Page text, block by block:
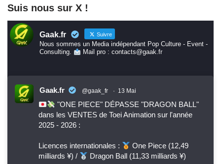
Suis nous sur X !
Gaak.fr Suivre
Nous sommes un Media indépendant Pop Culture - Event -
Consulting.
Mail pro : contacts@gaak.fr
Gaak.fr @gaak_fr · 13 Mai
"ONE PIECE" DÉPASSE "DRAGON BALL"
dans les VENTES de Toei Animation sur l'année
2025 - 2026 :
Licences internationales :
One Piece (12,49
milliards ¥) /
Dragon Ball (11,33 milliards ¥)